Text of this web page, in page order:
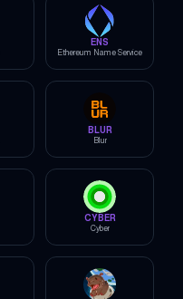
ENS
Ethereum Name Service
BLUR
Blur
CYBER
Cyber